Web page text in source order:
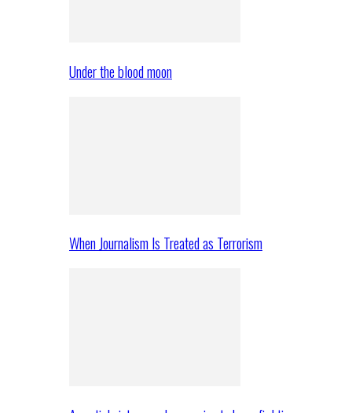
Under the blood moon
When Journalism Is Treated as Terrorism